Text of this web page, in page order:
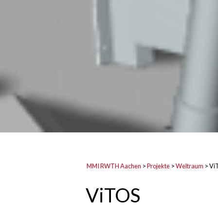
MMI RWTH Aachen >Projekte>Weltraum >
ViTOS